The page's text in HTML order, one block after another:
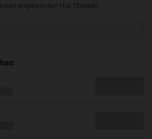
inspirasi dari Hot Threads.